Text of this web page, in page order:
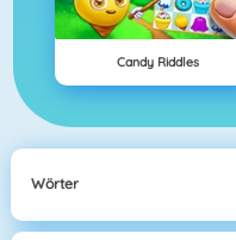
Candy Riddles
Wörter